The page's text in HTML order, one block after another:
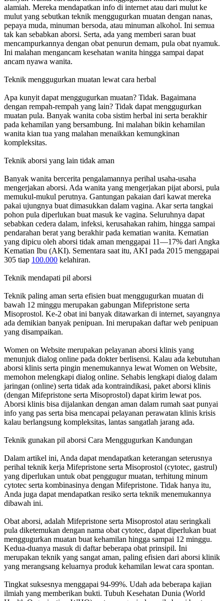
alamiah. Mereka mendapatkan info di internet atau dari mulut ke
mulut yang sebutkan teknik menggugurkan muatan dengan nanas,
pepaya muda, minuman bersoda, atau minuman alkohol. Ini semua
tak kan sebabkan aborsi. Serta, ada yang memberi saran buat
mencampurkannya dengan obat penurun demam, pula obat nyamuk.
Ini malahan mengancam kesehatan wanita hingga sampai dapat
ancam nyawa wanita.
Teknik menggugurkan muatan lewat cara herbal
Apa kunyit dapat menggugurkan muatan? Tidak. Bagaimana
dengan rempah-rempah yang lain? Tidak dapat menggugurkan
muatan pula. Banyak wanita coba sistim herbal ini serta berakhir
pada kehamilan yang bersambung. Ini malahan bikin kehamilan
wanita kian tua yang malahan menaikkan kemungkinan
kompleksitas.
Teknik aborsi yang lain tidak aman
Banyak wanita bercerita pengalamannya perihal usaha-usaha
mengerjakan aborsi. Ada wanita yang mengerjakan pijat aborsi, pula
memukul-mukul perutnya. Gantungan pakaian dari kawat mereka
pakai ujungnya buat dimasukkan dalam vagina. Akar serta tangkai
pohon pula diperlukan buat masuk ke vagina. Seluruhnya dapat
sebabkan cedera dalam, infeksi, kerusahakan rahim, hingga sampai
pendarahan berat yang berakhir pada kematian wanita. Kematian
yang dipicu oleh aborsi tidak aman menggapai 11—17% dari Angka
Kematian Ibu (AKI). Sementara saat itu, AKI pada 2015 menggapai
305 tiap 100.000 kelahiran.
Teknik mendapati pil aborsi
Teknik paling aman serta efisien buat menggugurkan muatan di
bawah 12 minggu merupakan gabungan Mifepristone serta
Misoprostol. Ke-2 obat ini banyak ditawarkan di internet, sayangnya
ada demikian banyak penipuan. Ini merupakan daftar web penipuan
yang disampaikan.
Women on Website merupakan pelayanan aborsi klinis yang
menunjuk dialog online pada dokter berlisensi. Kalau ada kebutuhan
aborsi klinis serta pingin menemukannya lewat Women on Website,
memohon melengkapi dialog online. Sehabis lengkapi dialog dalam
jaringan (online) serta tidak ada kontraindikasi, paket aborsi klinis
(dengan Mifepristone serta Misoprostol) dapat kirim lewat pos.
Aborsi klinis bisa dijalankan dengan aman dalam rumah saat punyai
info yang pas serta bisa mencapai pelayanan perawatan klinis krisis
kalau berlangsung kompleksitas, lantas sangatlah jarang ada.
Teknik gunakan pil aborsi Cara Menggugurkan Kandungan
Dalam artikel ini, Anda dapat mendapatkan keterangan seterusnya
perihal teknik kerja Mifepristone serta Misoprostol (cytotec, gastrul)
yang diperlukan untuk obat penggugur muatan, terhitung minum
cytotec serta kombinasinya dengan Mifepristone. Tidak hanya itu,
Anda juga dapat mendapatkan resiko serta teknik menemukannya
dibawah ini.
Obat aborsi, adalah Mifepristone serta Misoprostol atau seringkali
pula diketemukan dengan nama obat cytotec, dapat diperlukan buat
menggugurkan muatan buat kehamilan hingga sampai 12 minggu.
Kedua-duanya masuk di daftar beberapa obat prinsipil. Ini
merupakan teknik yang sangat aman, paling efisien dari aborsi klinik
yang merangsang keluarnya produk kehamilan lewat cara spontan.
Tingkat suksesnya menggapai 94-99%. Udah ada beberapa kajian
ilmiah yang memberikan bukti. Tubuh Kesehatan Dunia (World